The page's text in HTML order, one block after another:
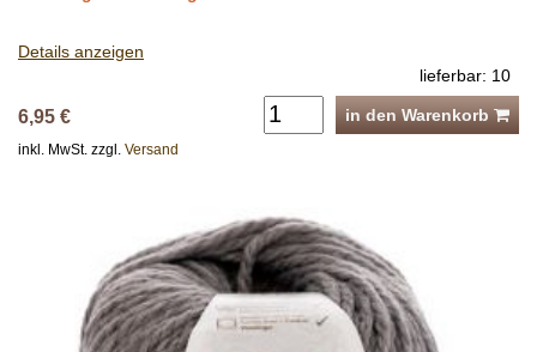
Details anzeigen
lieferbar: 10
6,95 € in den Warenkorb
inkl. MwSt. zzgl. Versand